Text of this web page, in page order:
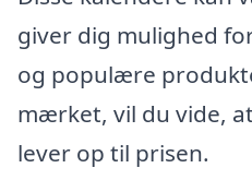
giver dig mulighed
og populære
mærket, vil du vide,
lever op til prisen.